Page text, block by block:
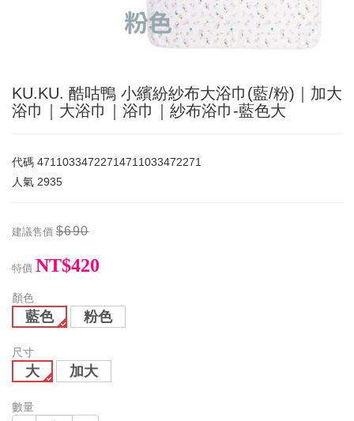
KU.KU. 酷咕鴨 小繽紛紗布大浴巾(藍/粉)｜加大
浴巾｜大浴巾｜浴巾｜紗布浴巾-藍色大
代碼 47110334722714711033472271
人氣 2935
建議售價 $690
特價 NT$420
顏色
藍色 粉色
尺寸
大 加大
數量